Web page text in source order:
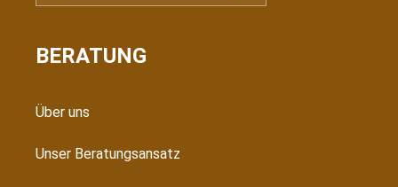
BERATUNG
Über uns
Unser Beratungsansatz